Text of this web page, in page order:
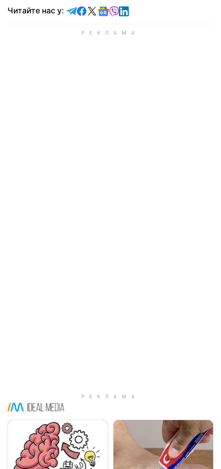
Читайте нас у: Читайте у Telegram
Читайте у Facebook
Читайте у X
Читайте у Google news
Читайте у Viber
Читайте у LinkedIn